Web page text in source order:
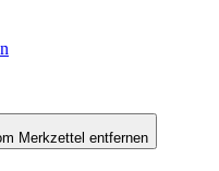
Merkzettel entfernen